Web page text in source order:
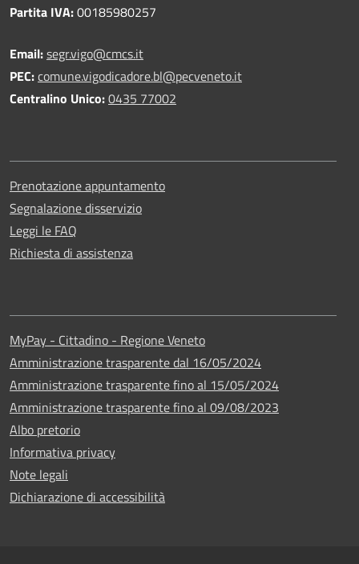
Partita IVA:00185980257
Email:segr.vigo@cmcs.it
PEC:comune.vigodicadore.bl@pecveneto.it
Centralino Unico:0435 77002
Prenotazione appuntamento
Segnalazione disservizio
Leggi le FAQ
Richiesta di assistenza
MyPay - Cittadino - Regione Veneto
Amministrazione trasparente dal 16/05/2024
Amministrazione trasparente fino al 15/05/2024
Amministrazione trasparente fino al 09/08/2023
Albo pretorio
Informativa privacy
Note legali
Dichiarazione di accessibilità